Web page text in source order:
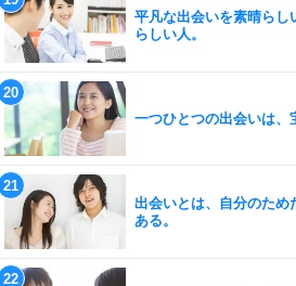
平凡な出会いを素晴らし
らしい人。
一つひとつの出会いは、
出会いとは、自分のため
ある。